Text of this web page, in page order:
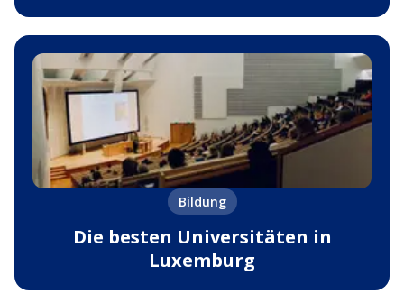
Bildung
Die besten Universitäten in
Luxemburg